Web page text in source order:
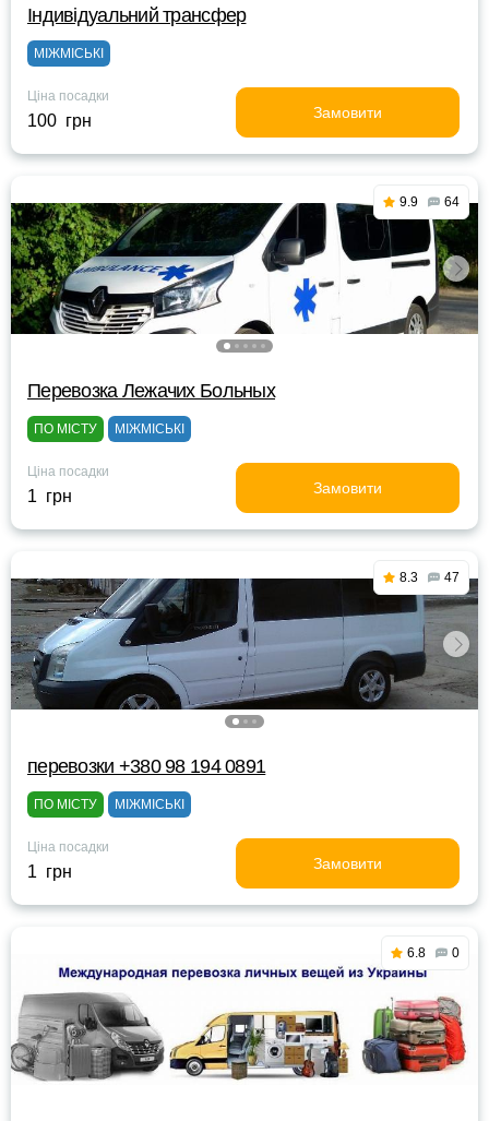
Індивідуальний трансфер
МІЖМІСЬКІ
Ціна посадки
100 грн Замовити
9.9 64
Перевозка Лежачих Больных
ПО МІСТУ МІЖМІСЬКІ
Ціна посадки
1 грн Замовити
8.3 47
перевозки +380 98 194 0891
ПО МІСТУ МІЖМІСЬКІ
Ціна посадки
1 грн Замовити
6.8 0